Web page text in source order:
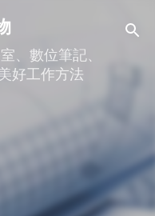
容
、數位筆記、
好工作方法